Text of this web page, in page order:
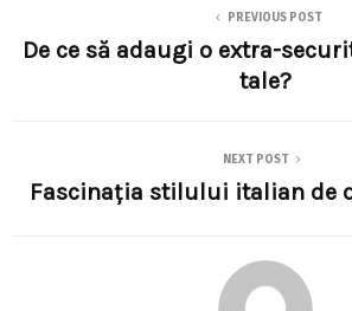
PREVIOUS POST
De ce să adaugi o extra-
tale?
NEXT POST
Fascinația stilului italian de